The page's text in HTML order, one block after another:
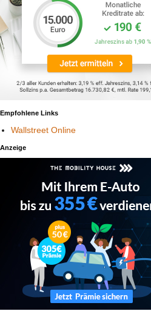
Empfohlene Links
Wallstreet Online
Anzeige